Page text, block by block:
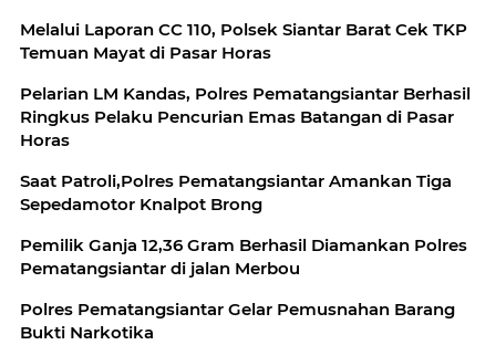
Melalui Laporan CC 110, Polsek Siantar Barat Cek TKP
Temuan Mayat di Pasar Horas
Pelarian LM Kandas, Polres Pematangsiantar Berhasil
Ringkus Pelaku Pencurian Emas Batangan di Pasar
Horas
Saat Patroli,Polres Pematangsiantar Amankan Tiga
Sepedamotor Knalpot Brong
Pemilik Ganja 12,36 Gram Berhasil Diamankan Polres
Pematangsiantar di jalan Merbou
Polres Pematangsiantar Gelar Pemusnahan Barang
Bukti Narkotika